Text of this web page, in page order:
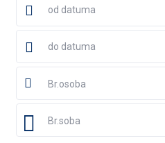
Br.osoba
Br.soba